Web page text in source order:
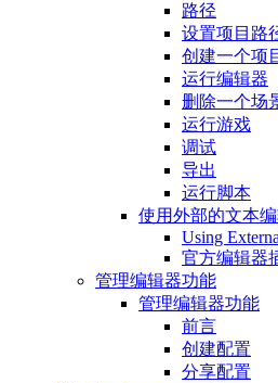
路径
设置项目路
创建一个项
运行编辑器
删除一个场
运行游戏
调试
导出
运行脚本
使用外部的文本
Using
官方编辑器
管理编辑器功能
管理编辑器功能
前言
创建配置
分享配置